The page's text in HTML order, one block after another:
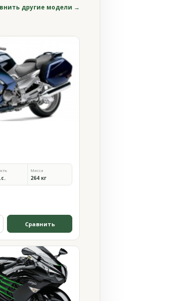
другие модели →
Масса
264 кг
Сравнить